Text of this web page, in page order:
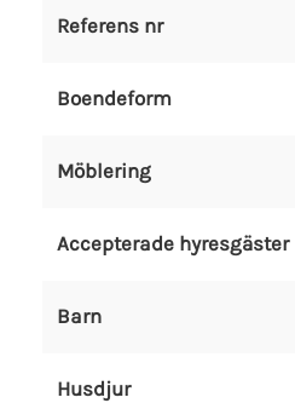
Referens nr
Boendeform
Möblering
Accepterade hyresgäster
Barn
Husdjur